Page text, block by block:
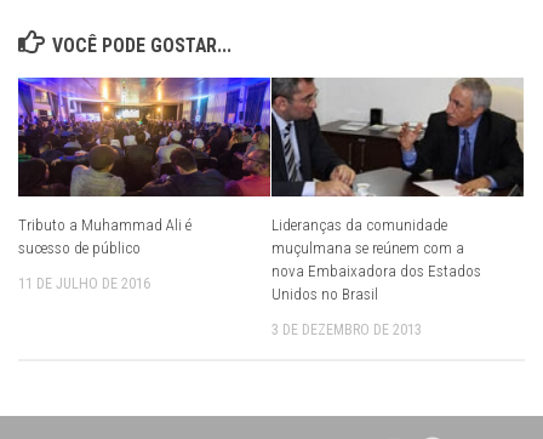
VOCÊ PODE GOSTAR...
Tributo a Muhammad Ali é
sucesso de público
11 DE JULHO DE 2016
Lideranças da comunidade
muçulmana se reúnem com a
nova Embaixadora dos Estados
Unidos no Brasil
3 DE DEZEMBRO DE 2013